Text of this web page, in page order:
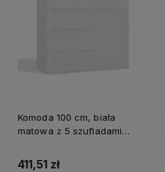
Komoda 100 cm, biała
matowa z 5 szufladami
411,51 zł